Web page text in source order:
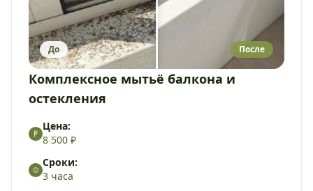
До После
Комплексное мытьё балкона и
остекления
Цена:
8 500 ₽
Сроки:
3 часа